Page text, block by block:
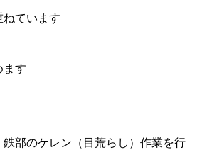
ねています
ます
部のケレン（目荒らし）作業を行